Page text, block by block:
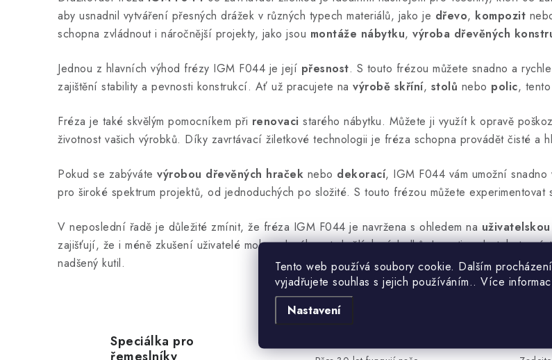
Tento web používá soubory cookie. Dalším
vyjadřujete souhlas s jejich používáním.. Více
Nastavení
aby usnadnil vytváření přesných drážek v různých typech materiálů, jako je dřevo, kompozit
schopna zvládnout i náročnější projekty, jako jsou montáže nábytku, výroba dřevěných
Jednou z hlavních výhod frézy IGM F044 je její přesnost. S touto frézou můžete snadno a
zajištění stability a pevnosti konstrukcí. Ať už pracujete na výrobě skříní, stolů nebo polic,
Fréza je také skvělým pomocníkem při renovaci starého nábytku. Můžete ji využít k opravě
životnost vašich výrobků. Díky zavrtávací žiletkové technologii je fréza schopna provádět čisté a
Pokud se zabýváte výrobou dřevěných hraček nebo dekorací, IGM F044 vám umožní
pro široké spektrum projektů, od jednoduchých po složité. S touto frézou můžete experimentovat
V neposlední řadě je důležité zmínit, že fréza IGM F044 je navržena s ohledem na
zajišťují, že i méně zkušení uživatelé mohou dosáhnout skvělých výsledků. Investice do tohoto
nadšený kutil.
Speciálka pro